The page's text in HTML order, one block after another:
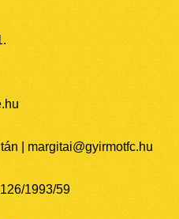
| margitai@gyirmotfc.hu
1993/59